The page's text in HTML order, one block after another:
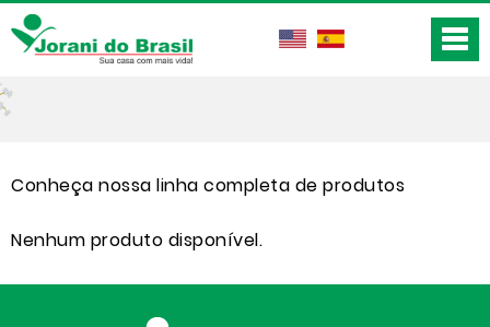
Conheça nossa linha completa de produtos
Nenhum produto disponível.